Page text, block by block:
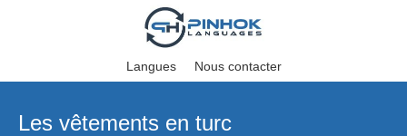
Langues Nous contacter
Les vêtements en turc